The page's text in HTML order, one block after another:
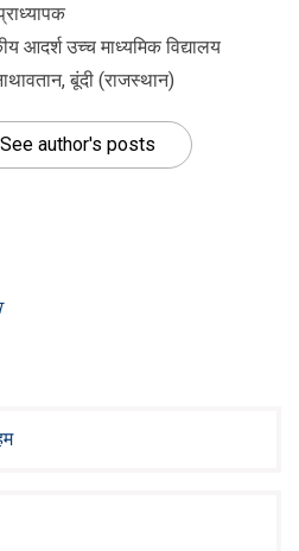
आदर्श उच्च माध्यमिक विद्यालय
बूंदी (राजस्थान)
See author's posts